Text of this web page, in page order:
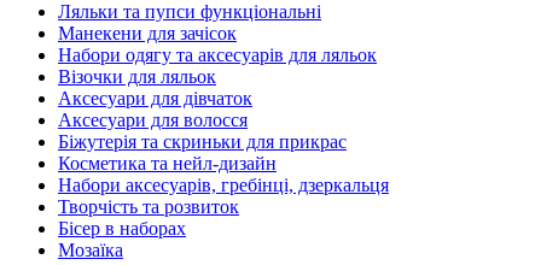
Ляльки та пупси функціональні
Манекени для зачісок
Набори одягу та аксесуарів для ляльок
Візочки для ляльок
Аксесуари для дівчаток
Аксесуари для волосся
Біжутерія та скриньки для прикрас
Косметика та нейл-дизайн
Набори аксесуарів, гребінці, дзеркальця
Творчість та розвиток
Бісер в наборах
Мозаїка